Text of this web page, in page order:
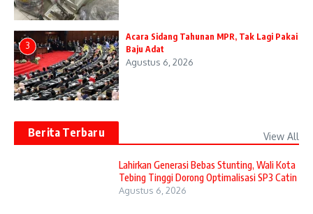
3
Acara Sidang Tahunan MPR, Tak Lagi Pakai
Baju Adat
Agustus 6, 2026
Berita Terbaru View All
Lahirkan Generasi Bebas Stunting, Wali Kota
Tebing Tinggi Dorong Optimalisasi SP3 Catin
Agustus 6, 2026